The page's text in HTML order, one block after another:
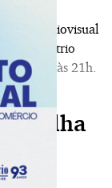
audiovisual
(Demétrio
14h às 21h.